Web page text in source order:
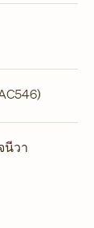
นีวา